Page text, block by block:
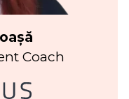
Coach